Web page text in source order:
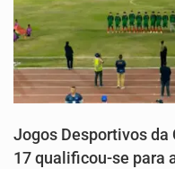
Jogos Desportivos da
17 qualificou-se para